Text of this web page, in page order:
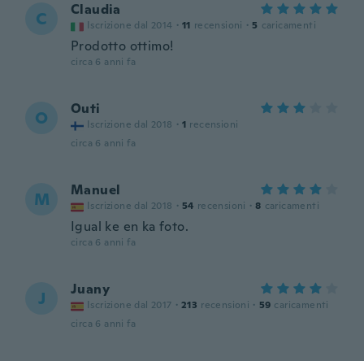
C Claudia
Iscrizione dal 2014 · 11 recensioni · 5 caricamenti
Prodotto ottimo!
circa 6 anni fa
O Outi
Iscrizione dal 2018 · 1 recensioni
circa 6 anni fa
M Manuel
Iscrizione dal 2018 · 54 recensioni · 8 caricamenti
Igual ke en ka foto.
circa 6 anni fa
J Juany
Iscrizione dal 2017 · 213 recensioni · 59 caricamenti
circa 6 anni fa